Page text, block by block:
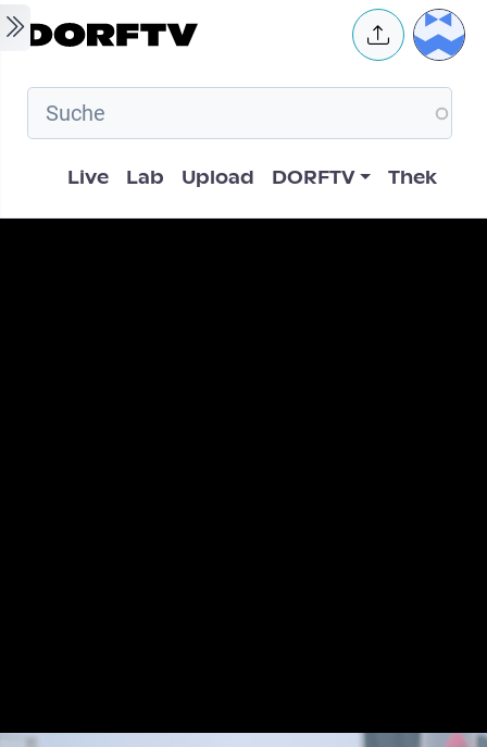
Skip to main content User
Hauptnavigation
Live Lab Upload DORFTV Thek